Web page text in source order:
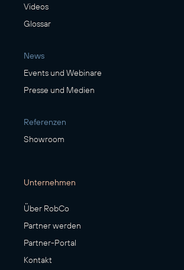
Videos
Glossar
News
Events und Webinare
Presse und Medien
Referenzen
Showroom
Unternehmen
Über RobCo
Partner werden
Partner-Portal
Kontakt